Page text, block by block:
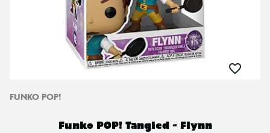
FUNKO POP!
Funko POP! Tangled - Flynn